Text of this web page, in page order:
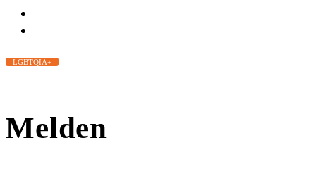
LGBTQIA+
Melden